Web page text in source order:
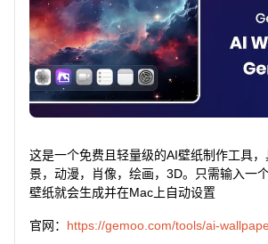
这是一个免费且轻量级的AI壁纸制作工具
景，动漫，肖像，绘画，3D。只需输入一
壁纸就会生成并在Mac上自动设置
官网： https://gemoo.com/tools/ai-